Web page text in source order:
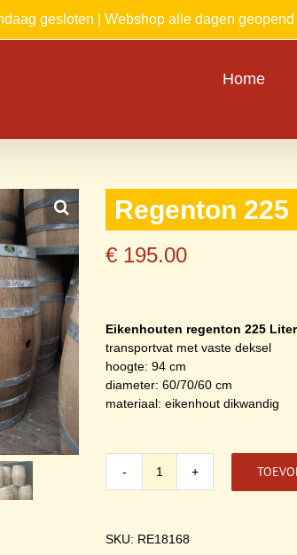
gesloten | Webshop alle dagen geopend
Home
Regenton
€ 195.00
Eikenhouten regenton 225 Liter
transportvat met vaste deksel
hoogte: 94 cm
diameter: 60/70/60 cm
materiaal: eikenhout dikwandig
Regenton
met
SKU: RE18168